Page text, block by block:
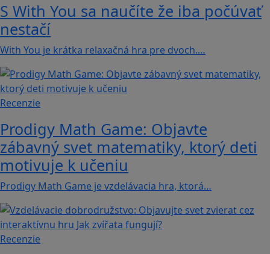
S With You sa naučíte že iba počúvať
nestačí
With You je krátka relaxačná hra pre dvoch.…
Recenzie
Prodigy Math Game: Objavte
zábavný svet matematiky, ktorý deti
motivuje k učeniu
Prodigy Math Game je vzdelávacia hra, ktorá…
Recenzie